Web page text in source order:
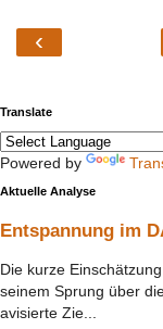
‹
Translate
Powered by
Aktuelle Analyse
Entspannung im
Die kurze
seinem Sprung über
avisierte Zie...